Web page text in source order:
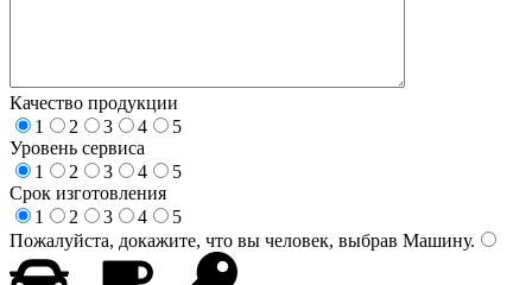
Качество продукции
1
2 3 4
5
Уровень сервиса
1
2 3 4
5
Срок изготовления
1
2 3 4
5
Пожалуйста, докажите, что вы человек, выбрав Машину.